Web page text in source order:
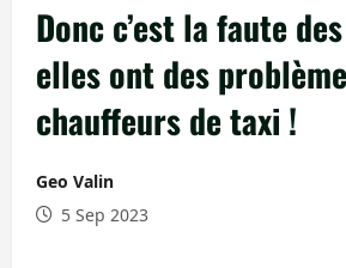
Donc c’est la faute
elles ont des
chauffeurs de taxi !
Geo Valin
5 Sep 2023